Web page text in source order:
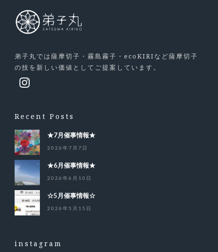
弟子丸では薩摩切子・霧島霧子・ecoKIRIなど薩摩切子
の技を新しい価値としてご提案しています。
Recent Posts
★7月催事情報★
2026年7月7日
★6月催事情報★
2026年6月10日
☆5月催事情報☆
2026年5月15日
instagram